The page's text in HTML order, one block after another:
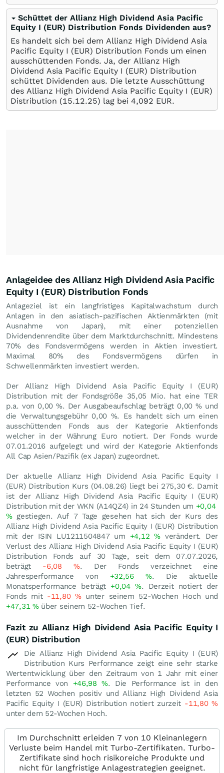
Schüttet der Allianz High Dividend Asia Pacific
Equity I (EUR) Distribution Fonds Dividenden aus?
Es handelt sich bei dem Allianz High Dividend Asia
Pacific Equity I (EUR) Distribution Fonds um einen
ausschüttenden Fonds. Ja, der Allianz High
Dividend Asia Pacific Equity I (EUR) Distribution
schüttet Dividenden aus. Die letzte Ausschüttung
des Allianz High Dividend Asia Pacific Equity I (EUR)
Distribution (15.12.25) lag bei 4,092 EUR.
Anlageidee des Allianz High Dividend Asia Pacific
Equity I (EUR) Distribution Fonds
Anlageziel ist ein langfristiges Kapitalwachstum durch
Anlagen in den asiatisch-pazifischen Aktienmärkten (mit
Ausnahme von Japan), mit einer potenziellen
Dividendenrendite über dem Marktdurchschnitt. Mindestens
70% des Fondsvermögens werden in Aktien investiert.
Maximal 80% des Fondsvermögens dürfen in
Schwellenmärkten investiert werden.
Der Allianz High Dividend Asia Pacific Equity I (EUR)
Distribution mit der Fondsgröße 35,05 Mio. hat eine TER
p.a. von 0,00 %. Der Ausgabeaufschlag beträgt 0,00 % und
die Verwaltungsgebühr 0,00 %. Es handelt sich um einen
ausschüttenden Fonds aus der Kategorie Aktienfonds
welcher in der Währung Euro notiert. Der Fonds wurde
07.01.2016 aufgelegt und wird der Kategorie Aktienfonds
All Cap Asien/Pazifik (ex Japan) zugeordnet.
Der aktuelle Allianz High Dividend Asia Pacific Equity I
(EUR) Distribution Kurs (04.08.26) liegt bei 275,30 €. Damit
ist der Allianz High Dividend Asia Pacific Equity I (EUR)
Distribution mit der WKN (A14QZ4) in 24 Stunden um +0,04
%gestiegen. Auf 7 Tage gesehen hat sich der Kurs des
Allianz High Dividend Asia Pacific Equity I (EUR) Distribution
mit der ISIN LU1211504847 um +4,12%verändert. Der
Verlust des Allianz High Dividend Asia Pacific Equity I (EUR)
Distribution Fonds auf 30 Tage, seit dem 07.07.2026,
beträgt -6,08%. Der Fonds verzeichnet eine
Jahresperformance von +32,56%. Die aktuelle
Monatsperformance beträgt +0,04 %. Derzeit notiert der
Fonds mit -11,80 %unter seinem 52-Wochen Hoch und
+47,31 %über seinem 52-Wochen Tief.
Fazit zu Allianz High Dividend Asia Pacific Equity I
(EUR) Distribution
Die Allianz High Dividend Asia Pacific Equity I (EUR)
Distribution Kurs Performance zeigt eine sehr starke
Wertentwicklung über den Zeitraum von 1 Jahr mit einer
Performance von +46,98%. Die Performance ist in den
letzten 52 Wochen positiv und Allianz High Dividend Asia
Pacific Equity I (EUR) Distribution notiert zurzeit -11,80%
unter dem 52-Wochen Hoch.
Im Durchschnitt erleiden 7 von 10 Kleinanlegern
Verluste beim Handel mit Turbo-Zertifikaten. Turbo-
Zertifikate sind hoch risikoreiche Produkte und
nicht für langfristige Anlagestrategien geeignet.